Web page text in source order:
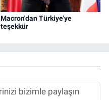
Macron'dan Türkiye'ye
teşekkür